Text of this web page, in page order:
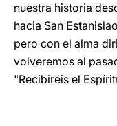
nuestra historia
hacia San
pero con el alma
volveremos al
"Recibiréis el